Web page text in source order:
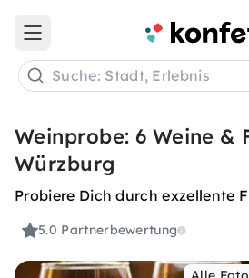
Open main menu
Suche: Stadt, Erlebnis
Weinprobe: 6 Weine &
Würzburg
Probiere Dich durch exzellente
5.0 Partnerbewertung